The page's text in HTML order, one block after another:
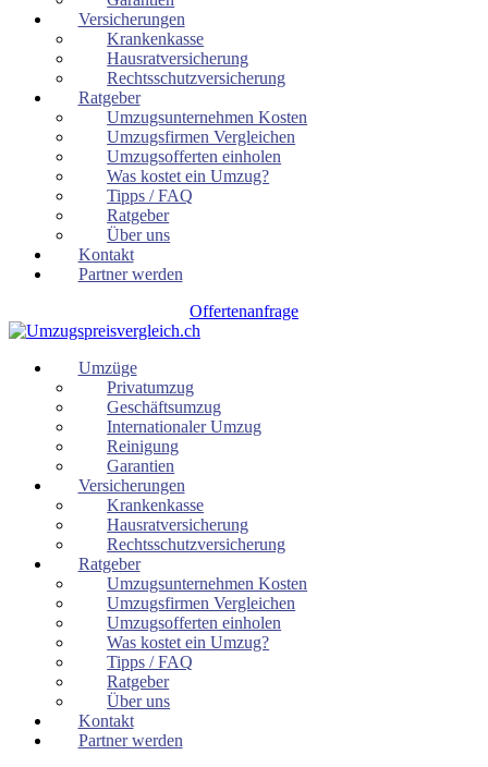
Versicherungen
Krankenkasse
Hausratversicherung
Rechtsschutzversicherung
Ratgeber
Umzugsunternehmen Kosten
Umzugsfirmen Vergleichen
Umzugsofferten einholen
Was kostet ein Umzug?
Tipps / FAQ
Ratgeber
Über uns
Kontakt
Partner werden
Offertenanfrage
Umzüge
Privatumzug
Geschäftsumzug
Internationaler Umzug
Reinigung
Garantien
Versicherungen
Krankenkasse
Hausratversicherung
Rechtsschutzversicherung
Ratgeber
Umzugsunternehmen Kosten
Umzugsfirmen Vergleichen
Umzugsofferten einholen
Was kostet ein Umzug?
Tipps / FAQ
Ratgeber
Über uns
Kontakt
Partner werden